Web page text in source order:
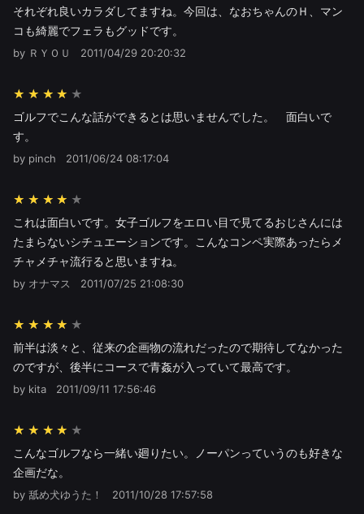
それぞれ良いカラダしてますね。今回は、なおちゃんのＨ、マン
コも綺麗でフェラもグッドです。
by ＲＹＯＵ 2011/04/29 20:20:32
★★★★
ゴルフでこんな話ができるとは思いませんでした。 面白いで
す。
by pinch 2011/06/24 08:17:04
★★★★
これは面白いです。女子ゴルフをエロい目で見てるおじさんには
たまらないシチュエーションです。こんなコンペ実際あったらメ
チャメチャ流行ると思いますね。
by オナマス 2011/07/25 21:08:30
★★★★
前半は淡々と、従来の企画物の流れだったので期待してなかった
のですが、後半にコースで青姦が入っていて最高です。
by kita 2011/09/11 17:56:46
★★★★
こんなゴルフなら一緒い廻りたい。ノーパンっていうのも好きな
企画だな。
by 舐め犬ゆうた！ 2011/10/28 17:57:58